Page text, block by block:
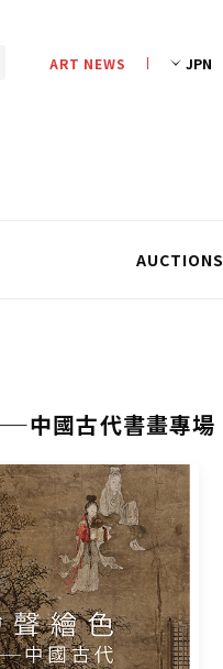
ART NEWS
AUCTIONS
中國古代書畫專場